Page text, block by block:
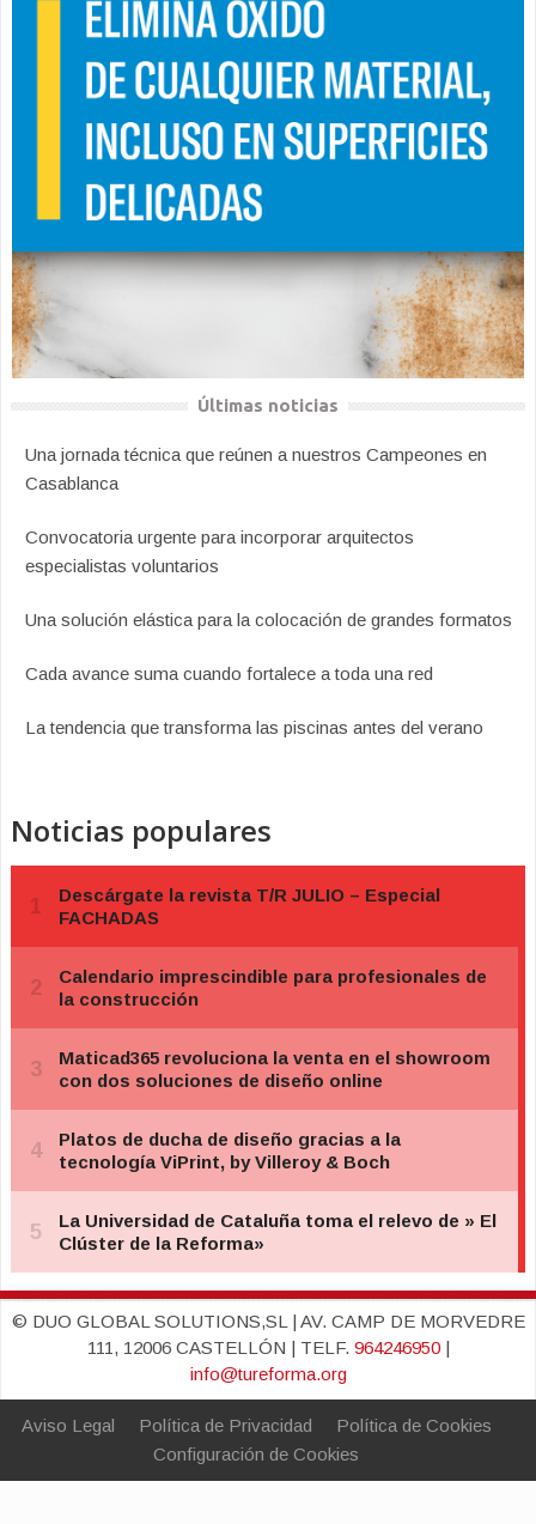
Últimas noticias
Una jornada técnica que reúnen a nuestros Campeones en
Casablanca
Convocatoria urgente para incorporar arquitectos
especialistas voluntarios
Una solución elástica para la colocación de grandes formatos
Cada avance suma cuando fortalece a toda una red
La tendencia que transforma las piscinas antes del verano
Noticias populares
© DUO GLOBAL SOLUTIONS,SL | AV. CAMP DE MORVEDRE
111, 12006 CASTELLÓN | TELF. 964246950|
info@tureforma.org
Aviso Legal Política de Privacidad
Política de Cookies
Configuración de Cookies